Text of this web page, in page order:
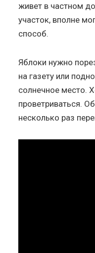
живет в частном
участок, вполне
способ.
Яблоки нужно
на газету или
солнечное место.
проветриваться.
несколько раз